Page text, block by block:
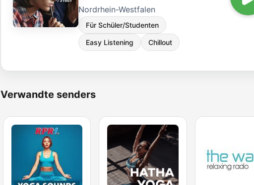
Nordrhein-Westfalen
Für Schüler/Studenten
Easy Listening Chillout
Verwandte senders